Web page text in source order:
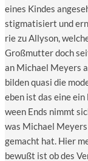
eines Kin­des
stig­ma­ti­siert und
rie zu Ally­son,
Groß­mutter doch
an Micha­el Mey­ers
bil­den qua­si die
eben ist das eine
ween Ends nimmt
was Micha­el
gemacht hat. Hier
bewußt ist ob des